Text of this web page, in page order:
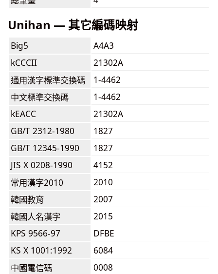
Unihan — 其它編碼映射
Big5
A4A3
kCCCII
21302A
通用漢字標準交換碼
1-4462
中文標準交換碼
1-4462
kEACC
21302A
GB/T 2312-1980
1827
GB/T 12345-1990
1827
JIS X 0208-1990
4152
常用漢字2010
2010
韓國教育
2007
韓國人名漢字
2015
KPS 9566-97
DFBE
KS X 1001:1992
6084
中國電信碼
0008